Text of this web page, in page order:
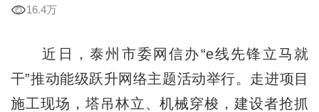
16.4万
近日，泰州市委网信办“e线先锋立马就
干”推动能级跃升网络主题活动举行。走进项目
施工现场，塔吊林立、机械穿梭，建设者抢抓